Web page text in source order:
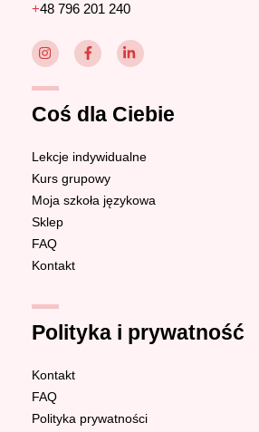
+48 796 201 240
Coś dla Ciebie
Lekcje indywidualne
Kurs grupowy
Moja szkoła językowa
Sklep
FAQ
Kontakt
Polityka i prywatność
Kontakt
FAQ
Polityka prywatności